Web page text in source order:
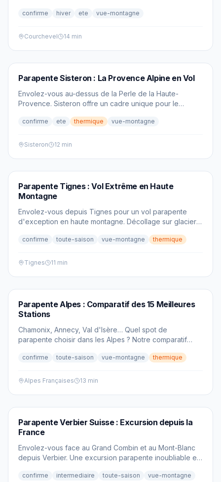
confirme hiver ete vue-montagne
Courchevel 14 min
PARAPENTE
Parapente Sisteron : La Provence Alpine en Vol
Envolez-vous au-dessus de la Perle de la Haute-
Provence. Sisteron offre un cadre unique pour le
confirme ete thermique vue-montagne
Sisteron 12 min
PARAPENTE
Parapente Tignes : Vol Extrême en Haute
Montagne
Envolez-vous depuis Tignes pour un vol parapente
d'exception en haute montagne. Décollage sur glacier,
confirme toute-saison vue-montagne thermique
Tignes 11 min
PARAPENTE
Parapente Alpes : Comparatif des 15 Meilleures
Stations
Chamonix, Annecy, Val d'Isère… Quel spot de
parapente choisir dans les Alpes ? Notre comparatif
parfait.
confirme toute-saison vue-montagne thermique
Alpes Françaises 13 min
PARAPENTE
Parapente Verbier Suisse : Excursion depuis la
France
Envolez-vous face au Grand Combin et au Mont-Blanc
depuis Verbier. Une excursion parapente inoubliable en
Savoie.
confirme intermediaire toute-saison vue-montagne